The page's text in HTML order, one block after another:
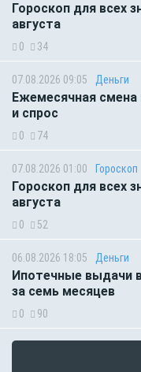
Гороскоп для всех
августа
0 34
07.08.2026 09:05 Деньги
Ежемесячная
и спрос
0 74
07.08.2026 01:00 Гороскоп
Гороскоп для всех
августа
0 52
06.08.2026 18:05 Деньги
Ипотечные выдачи
за семь месяцев
0 90